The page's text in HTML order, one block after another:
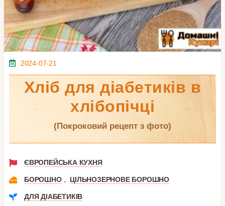
2024-07-21
Хліб для діабетиків в
хлібопічці
(покроковий рецепт з фото)
ЄВРОПЕЙСЬКА КУХНЯ
БОРОШНО , ЦІЛЬНОЗЕРНОВЕ БОРОШНО
ДЛЯ ДІАБЕТИКІВ